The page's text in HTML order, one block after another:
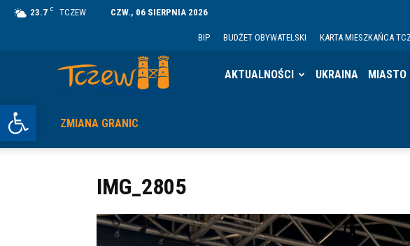
Otwórz pasek narzędzi
23.7 C TCZEW CZW., 06 SIERPNIA 2026
BIP BUDŻET OBYWATELSKI KARTA MIESZKAŃCA
AKTUALNOŚCI UKRAINA MIASTO
ZMIANA GRANIC
IMG_2805